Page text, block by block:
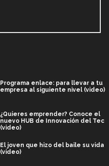
Programa enlace: para llevar a tu
empresa al siguiente nivel (video)
¿Quieres emprender? Conoce el
nuevo HUB de Innovación del Tec
(video)
El joven que hizo del baile su vida
(video)